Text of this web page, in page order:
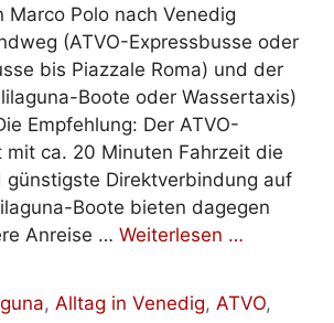
Marco Polo nach Venedig
(ATVO-Expressbusse oder
bis Piazzale Roma) und der
Boote oder Wassertaxis)
Empfehlung: Der ATVO-
mit ca. 20 Minuten Fahrzeit die
günstigste Direktverbindung auf
Boote bieten dagegen
Anreise … Weiterlesen …
,Alltag in Venedig,ATVO,